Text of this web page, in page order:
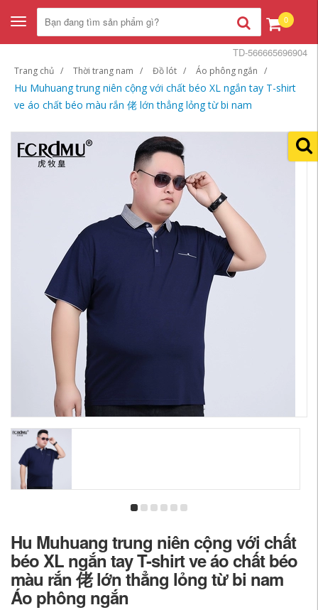
Toggle
navigation
0
Trang chủ Thời trang nam Đồ lót Áo phông ngắn
Hu Muhuang trung niên cộng với chất béo XL ngắn tay T-shirt
ve áo chất béo màu rắn 佬 lớn thẳng lỏng từ bi nam
TD-566665696904
Hu Muhuang trung niên cộng với chất
béo XL ngắn tay T-shirt ve áo chất béo
màu rắn 佬 lớn thẳng lỏng từ bi nam
Áo phông ngắn